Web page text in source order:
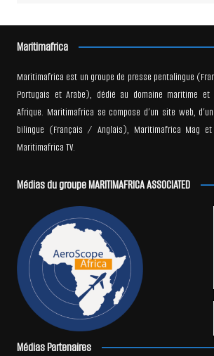
Maritimafrica
Maritimafrica est un groupe de presse pentalingue
Portugais et Arabe), dédié au domaine maritime et
Afrique. Maritimafrica se compose d’un site web,
bilingue (Français / Anglais), Maritimafrica Mag et
Maritimafrica TV.
Médias du groupe MARITIMAFRICA ASSOCIATED
Médias Partenaires